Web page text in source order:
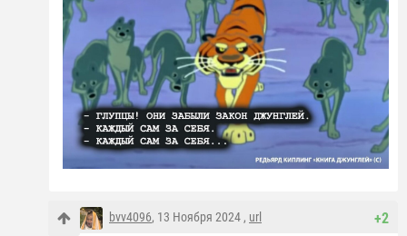
+2
bvv4096, 13 Ноября 2024 , url